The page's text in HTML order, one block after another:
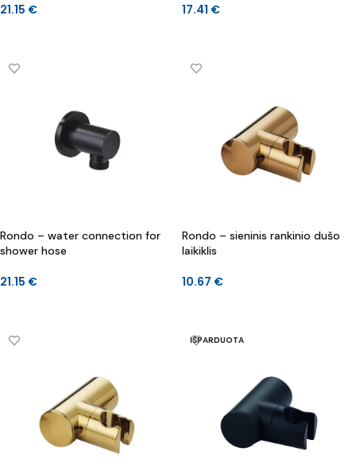
21.15 € 17.41 €
Rondo – water connection for
shower hose
21.15 €
Rondo – sieninis rankinio dušo
laikiklis
10.67 €
IŠPARDUOTA